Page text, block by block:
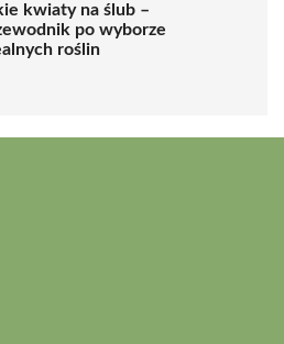
kwiaty na ślub –
po wyborze
roślin